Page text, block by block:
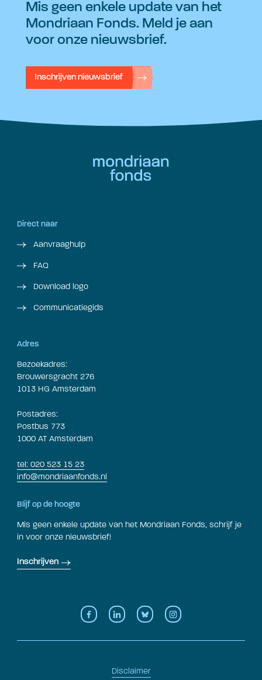
Mis geen enkele update van het
Mondriaan Fonds. Meld je aan
voor onze nieuwsbrief.
Inschrijven nieuwsbrief
Direct naar
Aanvraaghulp
FAQ
Download logo
Communicatiegids
Adres
Bezoekadres:
Brouwersgracht 276
1013 HG Amsterdam
Postadres:
Postbus 773
1000 AT Amsterdam
tel: 020 523 15 23
info@mondriaanfonds.nl
Blijf op de hoogte
Mis geen enkele update van het Mondriaan Fonds, schrijf je
in voor onze nieuwsbrief!
Inschrijven
Disclaimer